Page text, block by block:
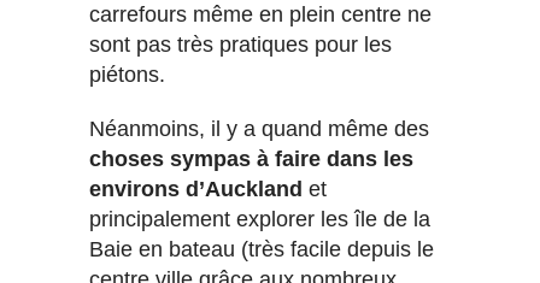
carrefours même en plein centre ne
sont pas très pratiques pour les
piétons.
Néanmoins, il y a quand même des
choses sympas à faire dans les
environs d’Auckland et
principalement explorer les île de la
Baie en bateau (très facile depuis le